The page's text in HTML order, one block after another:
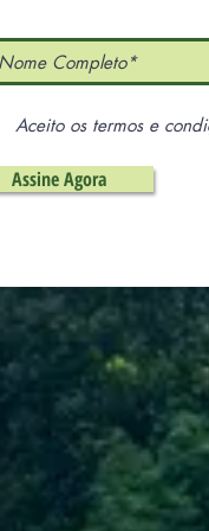
Aceito os termos e
Assine Agora